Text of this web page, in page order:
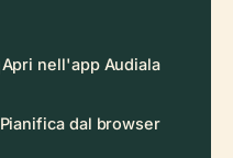
Apri nell'app Audiala
Pianifica dal browser